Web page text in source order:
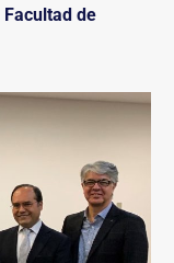
Facultad de